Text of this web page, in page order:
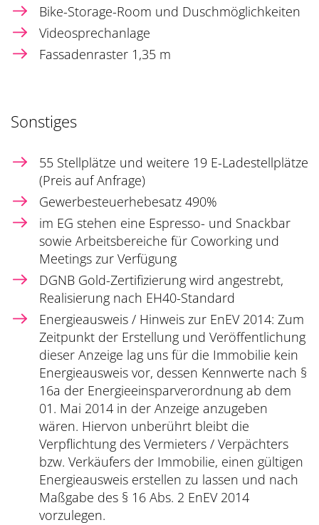
Bike-Storage-Room und Duschmöglichkeiten
Videosprechanlage
Fassadenraster 1,35 m
Sonstiges
55 Stellplätze und weitere 19 E-Ladestellplätze
(Preis auf Anfrage)
Gewerbesteuerhebesatz 490%
im EG stehen eine Espresso- und Snackbar
sowie Arbeitsbereiche für Coworking und
Meetings zur Verfügung
DGNB Gold-Zertifizierung wird angestrebt,
Realisierung nach EH40-Standard
Energieausweis / Hinweis zur EnEV 2014: Zum
Zeitpunkt der Erstellung und Veröffentlichung
dieser Anzeige lag uns für die Immobilie kein
Energieausweis vor, dessen Kennwerte nach §
16a der Energieeinsparverordnung ab dem
01. Mai 2014 in der Anzeige anzugeben
wären. Hiervon unberührt bleibt die
Verpflichtung des Vermieters / Verpächters
bzw. Verkäufers der Immobilie, einen gültigen
Energieausweis erstellen zu lassen und nach
Maßgabe des § 16 Abs. 2 EnEV 2014
vorzulegen.